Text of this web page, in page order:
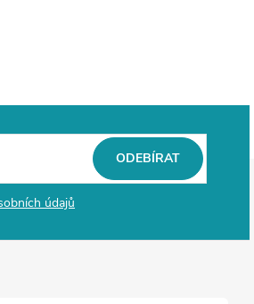
údajů
ODEBÍRAT